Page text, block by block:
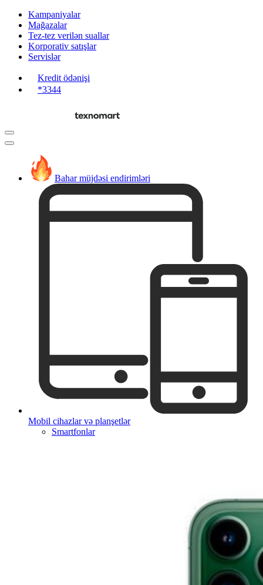
Kampaniyalar
Mağazalar
Tez-tez verilən suallar
Korporativ satışlar
Servislər
Kredit ödənişi
*3344
Bahar müjdəsi endirimləri
Mobil cihazlar və planşetlər
Smartfonlar